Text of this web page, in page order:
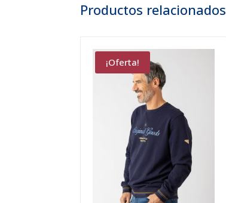
Productos relacionados
¡Oferta!